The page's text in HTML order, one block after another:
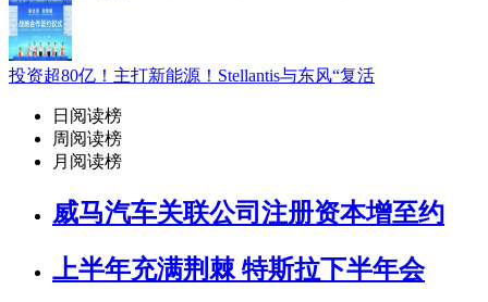
投资超80亿！主打新能源！Stellantis与东风“复活
日阅读榜
周阅读榜
月阅读榜
威马汽车关联公司注册资本增至约
上半年充满荆棘 特斯拉下半年会